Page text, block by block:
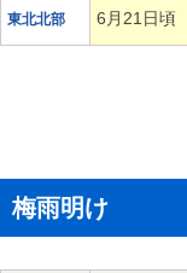
東北北部 6月21日頃
梅雨明け